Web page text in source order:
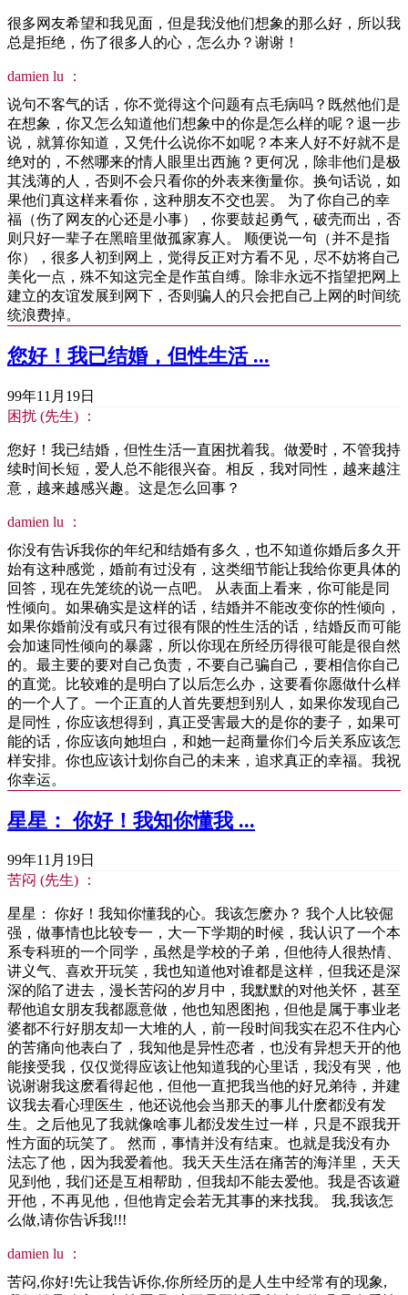
很多网友希望和我见面，但是我没他们想象的那么好，所以我
总是拒绝，伤了很多人的心，怎么办？谢谢！
damien lu ：
说句不客气的话，你不觉得这个问题有点毛病吗？既然他们是
在想象，你又怎么知道他们想象中的你是怎么样的呢？退一步
说，就算你知道，又凭什么说你不如呢？本来人好不好就不是
绝对的，不然哪来的情人眼里出西施？更何况，除非他们是极
其浅薄的人，否则不会只看你的外表来衡量你。换句话说，如
果他们真这样来看你，这种朋友不交也罢。 为了你自己的幸
福（伤了网友的心还是小事），你要鼓起勇气，破壳而出，否
则只好一辈子在黑暗里做孤家寡人。 顺便说一句（并不是指
你），很多人初到网上，觉得反正对方看不见，尽不妨将自己
美化一点，殊不知这完全是作茧自缚。除非永远不指望把网上
建立的友谊发展到网下，否则骗人的只会把自己上网的时间统
统浪费掉。
您好！我已结婚，但性生活 ...
99年11月19日
困扰 (先生) ：
您好！我已结婚，但性生活一直困扰着我。做爱时，不管我持
续时间长短，爱人总不能很兴奋。相反，我对同性，越来越注
意，越来越感兴趣。这是怎么回事？
damien lu ：
你没有告诉我你的年纪和结婚有多久，也不知道你婚后多久开
始有这种感觉，婚前有过没有，这类细节能让我给你更具体的
回答，现在先笼统的说一点吧。 从表面上看来，你可能是同
性倾向。如果确实是这样的话，结婚并不能改变你的性倾向，
如果你婚前没有或只有过很有限的性生活的话，结婚反而可能
会加速同性倾向的暴露，所以你现在所经历得很可能是很自然
的。最主要的要对自己负责，不要自己骗自己，要相信你自己
的直觉。比较难的是明白了以后怎么办，这要看你愿做什么样
的一个人了。一个正直的人首先要想到别人，如果你发现自己
是同性，你应该想得到，真正受害最大的是你的妻子，如果可
能的话，你应该向她坦白，和她一起商量你们今后关系应该怎
样安排。你也应该计划你自己的未来，追求真正的幸福。我祝
你幸运。
星星： 你好！我知你懂我 ...
99年11月19日
苦闷 (先生) ：
星星： 你好！我知你懂我的心。我该怎麽办？ 我个人比较倔
强，做事情也比较专一，大一下学期的时候，我认识了一个本
系专科班的一个同学，虽然是学校的子弟，但他待人很热情、
讲义气、喜欢开玩笑，我也知道他对谁都是这样，但我还是深
深的陷了进去，漫长苦闷的岁月中，我默默的对他关怀，甚至
帮他追女朋友我都愿意做，他也知恩图抱，但他是属于事业老
婆都不行好朋友却一大堆的人，前一段时间我实在忍不住内心
的苦痛向他表白了，我知他是异性恋者，也没有异想天开的他
能接受我，仅仅觉得应该让他知道我的心里话，我没有哭，他
说谢谢我这麽看得起他，但他一直把我当他的好兄弟待，并建
议我去看心理医生，他还说他会当那天的事儿什麽都没有发
生。之后他见了我就像啥事儿都没发生过一样，只是不跟我开
性方面的玩笑了。 然而，事情并没有结束。也就是我没有办
法忘了他，因为我爱着他。我天天生活在痛苦的海洋里，天天
见到他，我们还是互相帮助，但我却不能去爱他。我是否该避
开他，不再见他，但他肯定会若无其事的来找我。 我,我该怎
么做,请你告诉我!!!
damien lu ：
苦闷,你好!先让我告诉你,你所经历的是人生中经常有的现象,